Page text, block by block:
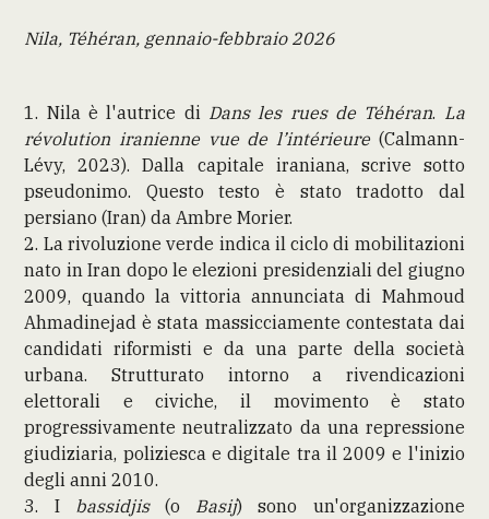
Nila, Téhéran, gennaio-febbraio 2026
1. Nila è l'autrice di Dans les rues de Téhéran. La
révolution iranienne vue de l’intérieure(Calmann-
Lévy, 2023). Dalla capitale iraniana, scrive sotto
pseudonimo. Questo testo è stato tradotto dal
persiano (Iran) da Ambre Morier.
2. La rivoluzione verde indica il ciclo di mobilitazioni
nato in Iran dopo le elezioni presidenziali del giugno
2009, quando la vittoria annunciata di Mahmoud
Ahmadinejad è stata massicciamente contestata dai
candidati riformisti e da una parte della società
urbana. Strutturato intorno a rivendicazioni
elettorali e civiche, il movimento è stato
progressivamente neutralizzato da una repressione
giudiziaria, poliziesca e digitale tra il 2009 e l'inizio
degli anni 2010.
3. I
bassidjis(o Basij) sono un'organizzazione